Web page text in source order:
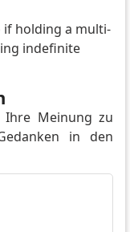
if holding a multi-
indefinite
Meinung zu
in den